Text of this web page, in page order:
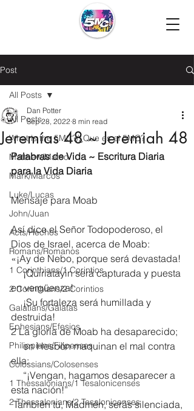
Post
All Posts
What is the 5MC?/¿Que es el 5MC?
Matthew/Mateo
Mark/Marcos
Luke/Lucas
John/Juan
Acts/Hechos
Romans/Romanos
1 Corinthians/1 Corintios
2 Corinthians/2 Corintios
Galatians/Gálatas
Ephesians/Efesios
Philippians/Filipenses
Colossians/Colosenses
1 Thessalonians/1 Tesalonicenses
2 Thessalonians/2 Tesalonicenses
All Posts
Jeremías 48 ~ Jeremiah 48
Dan Potter
Sep 28, 2022 8 min read
Palabras de Vida ~ Escritura Diaria
para la Vida Diaria
Mensaje para Moab
Así dice el Señor Todopoderoso, el
Dios de Israel, acerca de Moab:
«¡Ay de Nebo, porque será devastada!
     ¡Quiriatayin será capturada y puesta
en vergüenza!
     ¡Su fortaleza será humillada y
destruida!
2 La gloria de Moab ha desaparecido;
     en Hesbón maquinan el mal contra
ella:
esta nación!”
También tú, Madmén, serás silenciada,